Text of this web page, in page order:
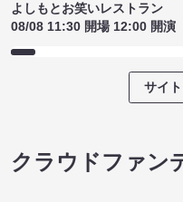
よしもとお笑いレストラン
08/08 11:30 開場 12:00 開演
サイ
クラウドファン